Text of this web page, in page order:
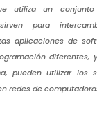
utiliza un
para
aplicaciones de
diferentes,
pueden utilizar los
redes de